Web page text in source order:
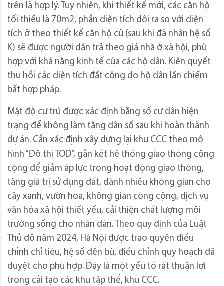
trên là hợp lý. Tuy nhiên, khi thiết kế mới, các căn hộ
tối thiểu là 70m2, phần diện tích dôi ra so với diện
tích ở theo thiết kế căn hộ cũ (sau khi đã nhân hệ số
K) sẽ được người dân trả theo giá nhà ở xã hội, phù
hợp với khả năng kinh tế của các hộ dân. Kiên quyết
thu hồi các diện tích đất công do hộ dân lấn chiếm
bất hợp pháp.
Mật độ cư trú được xác định bằng số cư dân hiện
trạng để không làm tăng dân số sau khi hoàn thành
dự án. Cần xác định xây dựng lại khu CCC theo mô
hình “Đô thị TOD”, gắn kết hệ thống giao thông công
cộng để giảm áp lực trong hoạt động giao thông,
tăng giá trị sử dụng đất, dành nhiều không gian cho
cây xanh, vườn hoa, không gian công cộng, dịch vụ
văn hóa xã hội thiết yếu, cải thiện chất lượng môi
trường sống cho nhân dân. Theo quy định của Luật
Thủ đô năm 2024, Hà Nội được trao quyền điều
chỉnh chỉ tiêu, hệ số đền bù, điều chỉnh quy hoạch đã
duyệt cho phù hợp. Đây là một yếu tố rất thuận lợi
trong cải tạo các khu tập thể, khu CCC.